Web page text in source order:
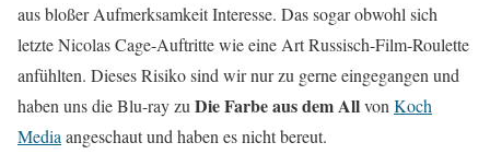
aus bloßer Aufmerksamkeit Interesse. Das sogar obwohl sich
letzte Nicolas Cage-Auftritte wie eine Art Russisch-Film-Roulette
anfühlten. Dieses Risiko sind wir nur zu gerne eingegangen und
haben uns die Blu-ray zu Die Farbe aus dem Allvon Koch
Media angeschaut und haben es nicht bereut.